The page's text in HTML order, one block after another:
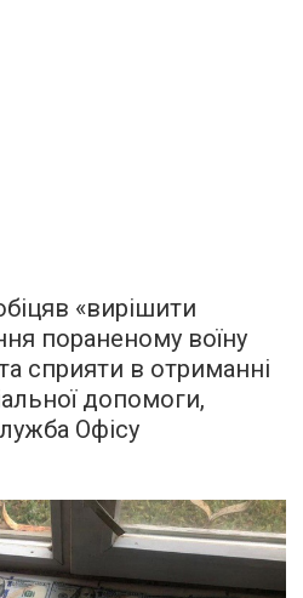
«вирішити
пораненому воїну
сприяти в отриманні
допомоги,
Офісу